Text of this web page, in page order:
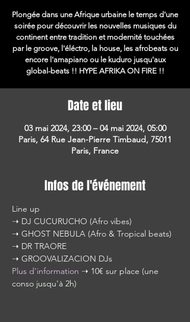
Plongée dans une Afrique urbaine le temps d'une
soirée pour découvrir les nouvelles musiques du
continent entre tradition et modernité touchées
par le groove, l'éléctro, la house, les afrobeats ou
encore l'amapiano ou le kuduro jusqu'aux
global-beats !! HYPE AFRIKA ON FIRE !!
Date et lieu
03 mai 2024, 23:00 – 04 mai 2024, 05:00
Paris, 64 Rue Jean-Pierre Timbaud, 75011
Paris, France
Infos de l'événement
Line up
➝ DJ CUCURUCHO (Afro vibes)
➝ GHOST NEBULA (Afro & Tropical beats)
➝ DR TRAORE
➝ GROOVALIZACION DJs
Plus d'information ➝ 10€ sur place (une
conso jusqu'à 2h)